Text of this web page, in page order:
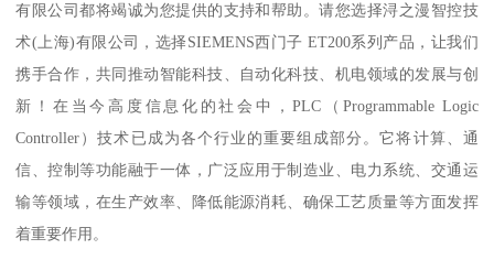
有限公司都将竭诚为您提供的支持和帮助。请您选择浔之漫智控技
术(上海)有限公司，选择SIEMENS西门子 ET200系列产品，让我们
携手合作，共同推动智能科技、自动化科技、机电领域的发展与创
新！在当今高度信息化的社会中，PLC（Programmable Logic
Controller）技术已成为各个行业的重要组成部分。它将计算、通
信、控制等功能融于一体，广泛应用于制造业、电力系统、交通运
输等领域，在生产效率、降低能源消耗、确保工艺质量等方面发挥
着重要作用。